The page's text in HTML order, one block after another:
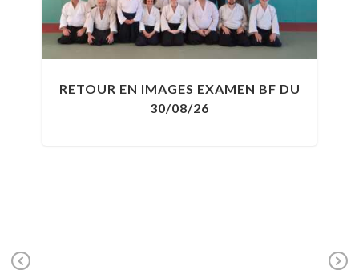
RETOUR EN IMAGES EXAMEN BF DU
30/08/26